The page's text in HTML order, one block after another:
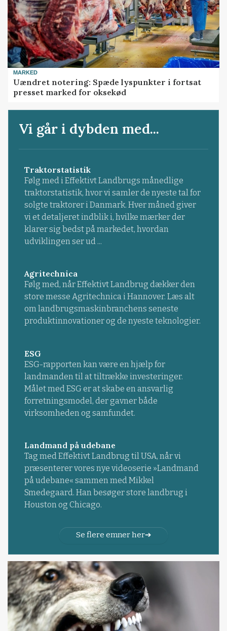
MARKED
Uændret notering: Spæde lyspunkter i fortsat
presset marked for oksekød
Vi går i dybden med...
Traktorstatistik
Følg med i Effektivt Landbrugs månedlige
traktorstatistik, hvor vi samler de nyeste tal for
solgte traktorer i Danmark. Hver måned giver
vi et detaljeret indblik i, hvilke mærker der
klarer sig bedst på markedet, hvordan
udviklingen ser ud ...
Agritechnica
Følg med, når Effektivt Landbrug dækker den
store messe Agritechnica i Hannover. Læs alt
om landbrugsmaskinbranchens seneste
produktinnovationer og de nyeste teknologier.
ESG
ESG-rapporten kan være en hjælp for
landmanden til at tiltrække investeringer.
Målet med ESG er at skabe en ansvarlig
forretningsmodel, der gavner både
virksomheden og samfundet.
Landmand på udebane
Tag med Effektivt Landbrug til USA, når vi
præsenterer vores nye videoserie »Landmand
på udebane« sammen med Mikkel
Smedegaard. Han besøger store landbrug i
Houston og Chicago.
Se flere emner her